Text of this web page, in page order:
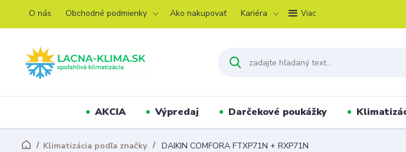
O nás Obchodné podmienky Ako nakupovať Kariéra Viac
AKCIA Výpredaj Darčekové poukážky
Klimatizácia podľa značky DAIKIN COMFORA FTXP71N + RXP71N